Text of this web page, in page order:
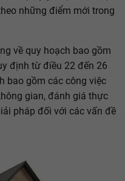
những điểm mới trong
về quy hoạch bao gồm
định từ điều 22 đến 26
bao gồm các công việc
gian, đánh giá thực
pháp đối với các vấn đề